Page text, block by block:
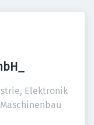
Elektronik